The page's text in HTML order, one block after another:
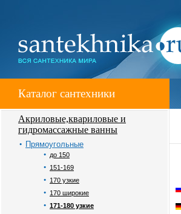
Каталог сантехники
Акриловые,квариловые и
гидромассажные ванны
Прямоугольные
до 150
151-169
170 узкие
170 широкие
171-180 узкие